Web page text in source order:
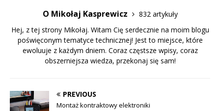
O Mikołaj Kasprewicz
832 artykuły
Hej, z tej strony Mikołaj. Witam Cię serdecznie na moim blogu
poświęconym tematyce technicznej! Jest to miejsce, które
ewoluuje z każdym dniem. Coraz częstsze wpisy, coraz
obszerniejsza wiedza, przekonaj się sam!
PREVIOUS
Montaż kontraktowy elektroniki